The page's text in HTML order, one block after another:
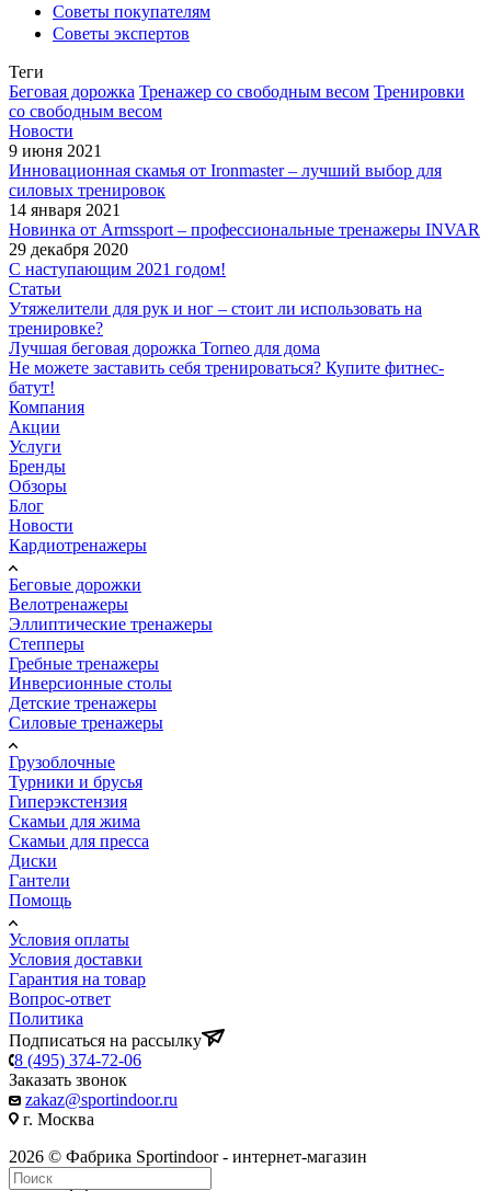
Советы покупателям
Советы экспертов
Теги
Беговая дорожка Тренажер со свободным весом Тренировки
со свободным весом
Новости
9 июня 2021
Инновационная скамья от Ironmaster – лучший выбор для
силовых тренировок
14 января 2021
Новинка от Armssport – профессиональные тренажеры INVAR
29 декабря 2020
С наступающим 2021 годом!
Статьи
Утяжелители для рук и ног – стоит ли использовать на
тренировке?
Лучшая беговая дорожка Torneo для дома
Не можете заставить себя тренироваться? Купите фитнес-
батут!
Компания
Акции
Услуги
Бренды
Обзоры
Блог
Новости
Кардиотренажеры
Беговые дорожки
Велотренажеры
Эллиптические тренажеры
Степперы
Гребные тренажеры
Инверсионные столы
Детские тренажеры
Силовые тренажеры
Грузоблочные
Турники и брусья
Гиперэкстензия
Скамьи для жима
Скамьи для пресса
Диски
Гантели
Помощь
Условия оплаты
Условия доставки
Гарантия на товар
Вопрос-ответ
Политика
Подписаться на рассылку
8 (495) 374-72-06
Заказать звонок
zakaz@sportindoor.ru
г. Москва
2026 © Фабрика Sportindoor - интернет-магазин